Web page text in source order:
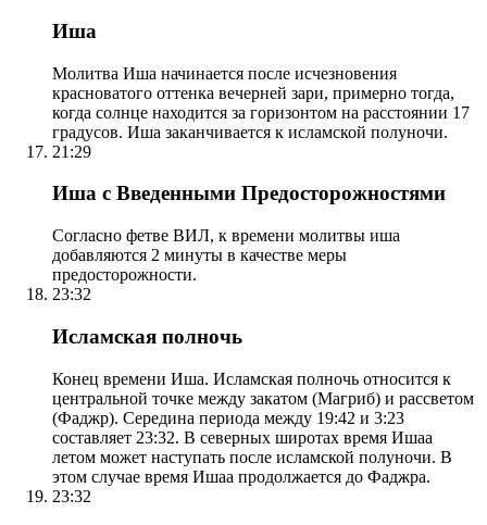
Иша
Молитва Иша начинается после исчезновения
красноватого оттенка вечерней зари, примерно тогда,
когда солнце находится за горизонтом на расстоянии 17
градусов. Иша заканчивается к исламской полуночи.
21:29
Иша с Введенными Предосторожностями
Согласно фетве ВИЛ, к времени молитвы иша
добавляются 2 минуты в качестве меры
предосторожности.
23:32
Исламская полночь
Конец времени Иша. Исламская полночь относится к
центральной точке между закатом (Магриб) и рассветом
(Фаджр). Середина периода между 19:42 и 3:23
составляет 23:32. В северных широтах время Ишаа
летом может наступать после исламской полуночи. В
этом случае время Ишаа продолжается до Фаджра.
23:32